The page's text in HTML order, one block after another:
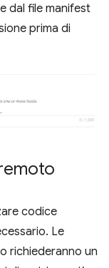
dal file manifest
prima di
codice
Le
richiederanno un